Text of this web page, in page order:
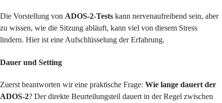
Die Vorstellung von ADOS-2-Tests kann nervenaufreibend sein, aber
zu wissen, wie die Sitzung abläuft, kann viel von diesem Stress
lindern. Hier ist eine Aufschlüsselung der Erfahrung.
Dauer und Setting
Zuerst beantworten wir eine praktische Frage: Wie lange dauert der
ADOS-2? Der direkte Beurteilungsteil dauert in der Regel zwischen